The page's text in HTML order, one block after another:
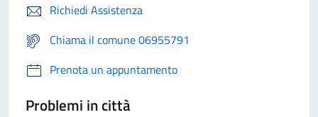
Richiedi Assistenza
Chiama il comune 06955791
Prenota un appuntamento
Problemi in città